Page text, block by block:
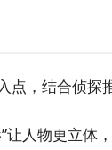
点，结合侦探
让人物更立体